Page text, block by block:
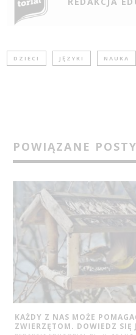
DZIECI JĘZYKI NAUKA
POWIĄZANE POSTY
JAK TRENOWAĆ UWAŻNOŚĆ?
AGNIESZKA PAWŁOWSKA 28 LUT